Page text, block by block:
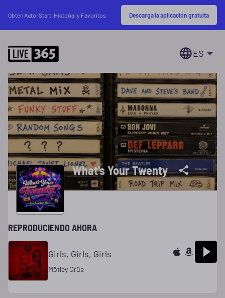
Obtén Auto-Start, Historial y Favoritos Descarga la aplicación gratuita
ES
What's Your Twenty
REPRODUCIENDO AHORA
Girls, Girls, Girls
Mötley Crüe